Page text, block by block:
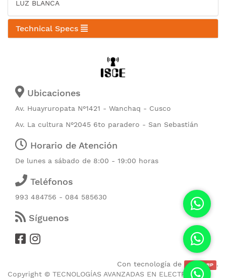
LUZ BLANCA
Technical Specs
Ubicaciones
Av. Huayruropata N°1421 - Wanchaq - Cusco
Av. La cultura N°2045 6to paradero - San Sebastián
Horario de Atención
De lunes a sábado de 8:00 - 19:00 horas
Teléfonos
993 484756 - 084 585630
Síguenos
Con tecnología de CubicERP .
Copyright © TECNOLOGÍAS AVANZADAS EN ELECTRONICA